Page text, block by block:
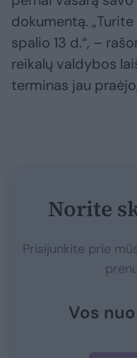
dokumentą.
spalio 13 d.“, –
reikalų valdybos
terminas jau
Norite
Prisijunkite prie
Vos nuo